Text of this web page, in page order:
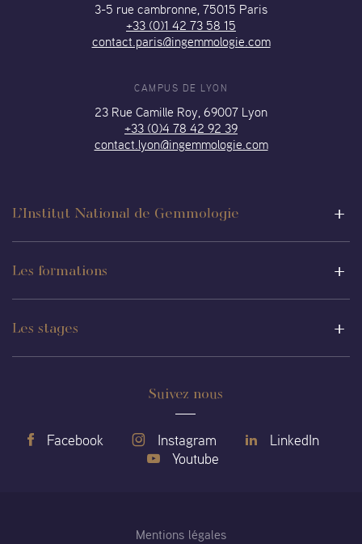
3-5 rue cambronne, 75015 Paris
+33 (0)1 42 73 58 15
contact.paris@ingemmologie.com
CAMPUS DE LYON
23 Rue Camille Roy, 69007 Lyon
+33 (0)4 78 42 92 39
contact.lyon@ingemmologie.com
L’Institut National de Gemmologie
Les formations
Les stages
Suivez nous
Facebook Instagram
LinkedIn
Youtube
Mentions légales